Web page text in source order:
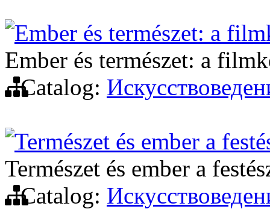
Ember és természet: a
Ember és természet: a
Catalog:
Természet és ember a
Természet és ember a
Catalog: